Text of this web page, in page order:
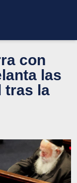
con
las
tras la